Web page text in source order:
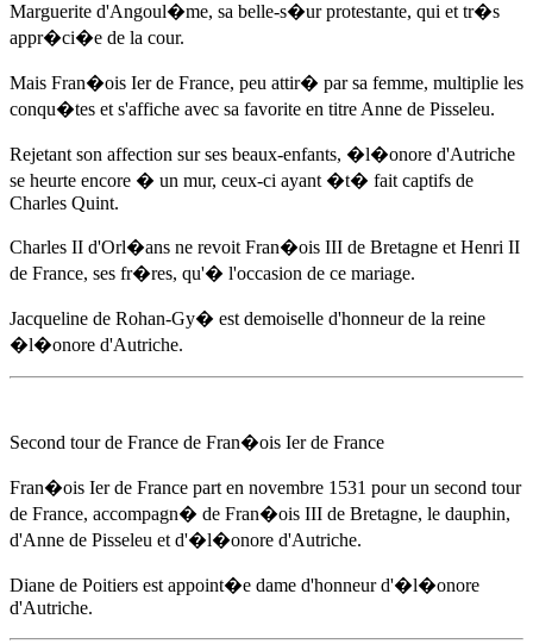
Marguerite d'Angoul�me, sa belle-s�ur protestante, qui et tr�s
appr�ci�e de la cour.
Mais Fran�ois Ier de France, peu attir� par sa femme, multiplie les
conqu�tes et s'affiche avec sa favorite en titre Anne de Pisseleu.
Rejetant son affection sur ses beaux-enfants, �l�onore d'Autriche
se heurte encore � un mur, ceux-ci ayant �t� fait captifs de
Charles Quint.
Charles II d'Orl�ans ne revoit Fran�ois III de Bretagne et Henri II
de France, ses fr�res, qu'� l'occasion de ce mariage.
Jacqueline de Rohan-Gy� est demoiselle d'honneur de la reine
�l�onore d'Autriche.
Second tour de France de Fran�ois Ier de France
Fran�ois Ier de France part en novembre 1531 pour un second tour
de France, accompagn� de Fran�ois III de Bretagne, le dauphin,
d'Anne de Pisseleu et d'�l�onore d'Autriche.
Diane de Poitiers est appoint�e dame d'honneur d'�l�onore
d'Autriche.